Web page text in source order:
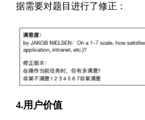
据需要对题目进行了修正：
4.用户价值